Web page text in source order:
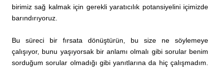
birimiz sağ kalmak için gerekli yaratıcılık potansiyelini içimizde
barındırıyoruz.
Bu süreci bir fırsata dönüştürün, bu size ne söylemeye
çalışıyor, bunu yaşıyorsak bir anlamı olmalı gibi sorular benim
sorduğum sorular olmadığı gibi yanıtlarına da hiç çalışmadım.